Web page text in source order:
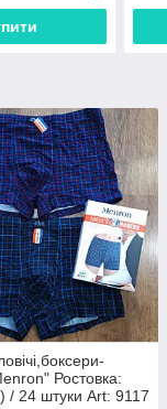
Ростовка:
/ 24 штуки Art: 9117